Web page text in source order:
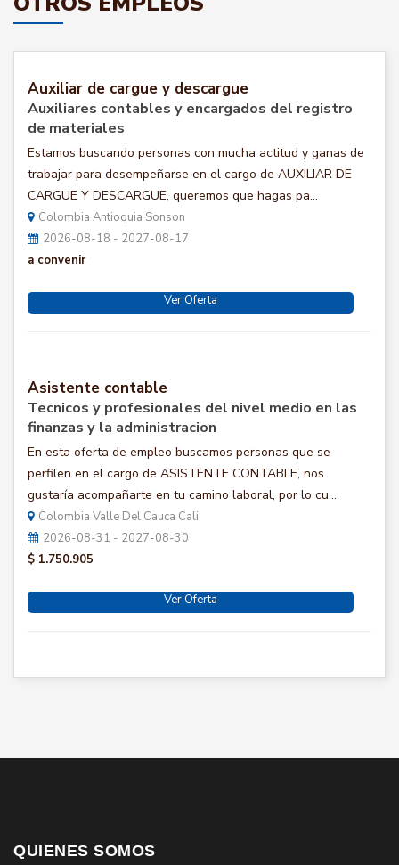
Auxiliar de cargue y descargue
Auxiliares contables y encargados del registro
de materiales
Estamos buscando personas con mucha actitud y ganas de
trabajar para desempeñarse en el cargo de AUXILIAR DE
CARGUE Y DESCARGUE, queremos que hagas pa...
Colombia Antioquia Sonson
2026-08-18 - 2027-08-17
a convenir
Ver Oferta
Asistente contable
Tecnicos y profesionales del nivel medio en las
finanzas y la administracion
En esta oferta de empleo buscamos personas que se
perfilen en el cargo de ASISTENTE CONTABLE, nos
gustaría acompañarte en tu camino laboral, por lo cu...
Colombia Valle Del Cauca Cali
2026-08-31 - 2027-08-30
$ 1.750.905
Ver Oferta
QUIENES SOMOS